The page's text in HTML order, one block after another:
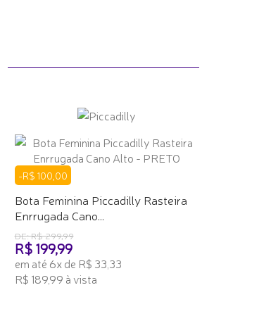
-R$ 100,00
Bota Feminina Piccadilly Rasteira
Enrrugada Cano...
DE: R$ 299,99
R$ 199,99
em até 6x de R$ 33,33
R$ 189,99 à vista